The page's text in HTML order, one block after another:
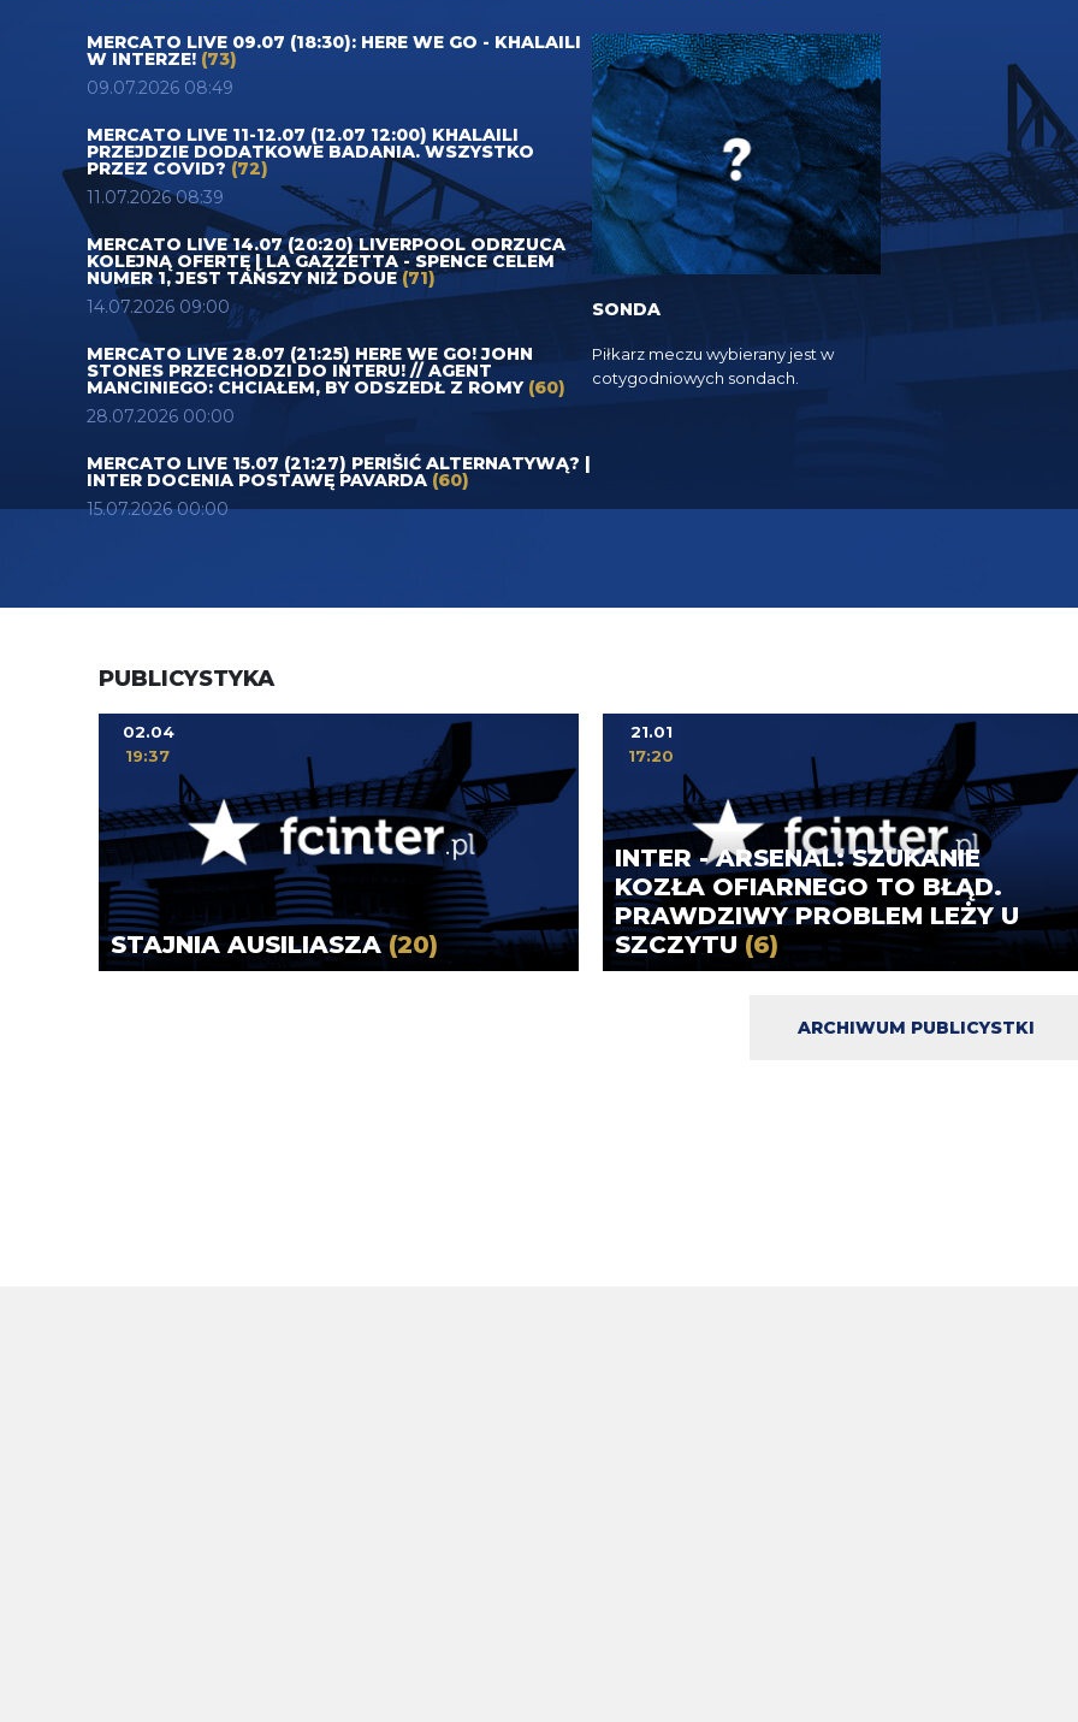
MERCATO LIVE 09.07 (18:30): HERE WE GO - KHALAILI
W INTERZE! (73)
09.07.2026 08:49
MERCATO LIVE 11-12.07 (12.07 12:00) KHALAILI
PRZEJDZIE DODATKOWE BADANIA. WSZYSTKO
PRZEZ COVID? (72)
11.07.2026 08:39
MERCATO LIVE 14.07 (20:20) LIVERPOOL ODRZUCA
KOLEJNĄ OFERTĘ | LA GAZZETTA - SPENCE CELEM
NUMER 1, JEST TAŃSZY NIŻ DOUE(71)
14.07.2026 09:00
MERCATO LIVE 28.07 (21:25) HERE WE GO! JOHN
STONES PRZECHODZI DO INTERU! // AGENT
MANCINIEGO: CHCIAŁEM, BY ODSZEDŁ Z ROMY (60)
28.07.2026 00:00
MERCATO LIVE 15.07 (21:27) PERIŠIĆ ALTERNATYWĄ? |
INTER DOCENIA POSTAWĘ PAVARDA (60)
15.07.2026 00:00
SONDA
Piłkarz meczu wybierany jest w
cotygodniowych sondach.
PUBLICYSTYKA
STAJNIA AUSILIASZA(20)
02.04
19:37
INTER - ARSENAL: SZUKANIE
KOZŁA OFIARNEGO TO BŁĄD.
PRAWDZIWY PROBLEM LEŻY U
SZCZYTU (6)
21.01
17:20
ARCHIWUM PUBLICYSTKI